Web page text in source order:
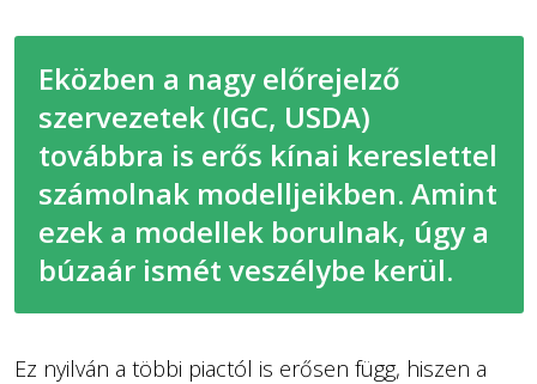
Eközben a nagy előrejelző
szervezetek (IGC, USDA)
továbbra is erős kínai kereslettel
számolnak modelljeikben. Amint
ezek a modellek borulnak, úgy a
búzaár ismét veszélybe kerül.
Ez nyilván a többi piactól is erősen függ, hiszen a